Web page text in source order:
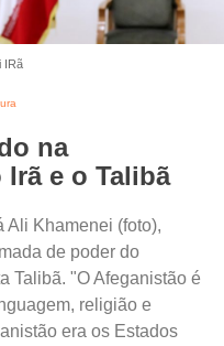
IRã
na
e o Talibã
Ali Khamenei (foto),
de poder do
Talibã. "O Afeganistão é
religião e
era os Estados